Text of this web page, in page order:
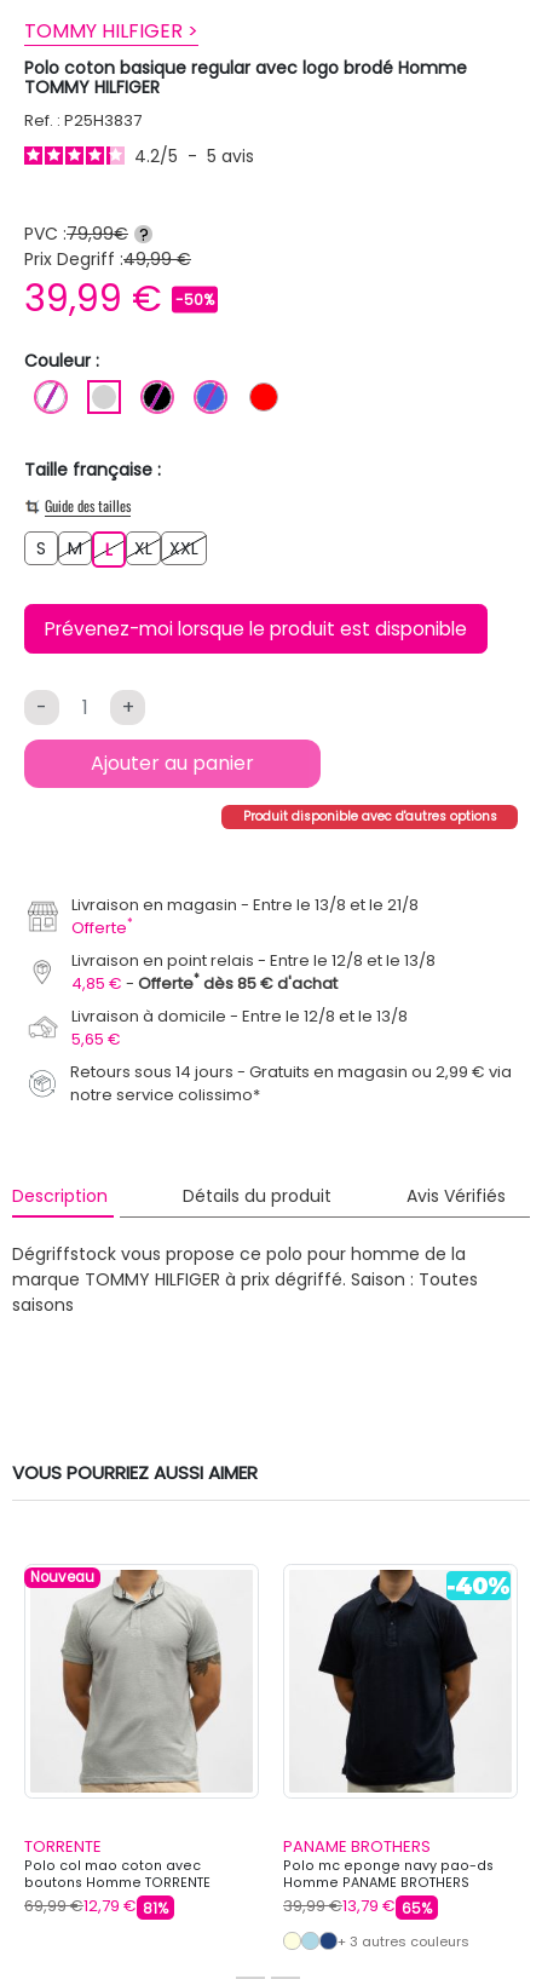
TOMMY HILFIGER >
Polo coton basique regular avec logo brodé Homme
TOMMY HILFIGER
Ref. : P25H3837
4.2/5 - 5 avis
PVC :79,99€ ?
Prix Degriff :49,99 €
39,99 € -50%
Couleur :
BLANC GRIS CLAIR
NOIR BLEU ROIROUGE
Taille française :
Guide des tailles
S MM LL XLXL XXLXXL
Prévenez-moi lorsque le produit est disponible
- +
Ajouter au panier
Produit disponible avec d'autres options
Livraison en magasin
Entre le 13/8 et le 21/8
Offerte*
Livraison en point relais
Entre le 12/8 et le 13/8
4,85 €
Offerte* dès 85 € d'achat
Livraison à domicile
Entre le 12/8 et le 13/8
5,65 €
Retours sous 14 jours - Gratuits en magasin ou 2,99 € via
notre service colissimo*
Description Détails du produit Avis Vérifiés
Dégriffstock vous propose ce polo pour homme de la
marque TOMMY HILFIGER à prix dégriffé. Saison : Toutes
saisons
VOUS POURRIEZ AUSSI AIMER
Nouveau
TORRENTE
Polo col mao coton avec
boutons Homme TORRENTE
69,99 €12,79 € 81%
PANAME BROTHERS
Polo mc eponge navy pao-ds
Homme PANAME BROTHERS
39,99 €13,79 € 65%
+ 3 autres couleurs